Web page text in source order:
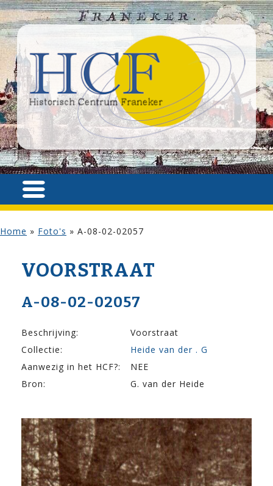
Home » Foto's » A-08-02-02057
VOOR­STRAAT
A-08-02-02057
Beschrijving:
Voorstraat
Collectie:
Heide van der . G
Aanwezig in het HCF?:
NEE
Bron:
G. van der Heide